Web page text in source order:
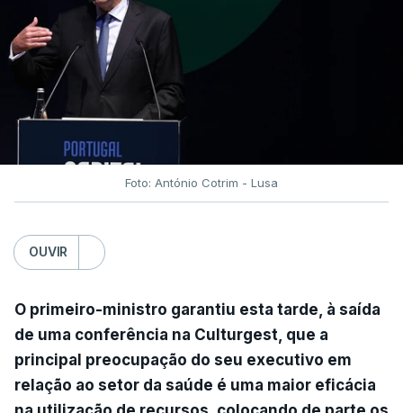
Foto: António Cotrim - Lusa
OUVIR
O primeiro-ministro garantiu esta tarde, à saída
de uma conferência na Culturgest, que a
principal preocupação do seu executivo em
relação ao setor da saúde é uma maior eficácia